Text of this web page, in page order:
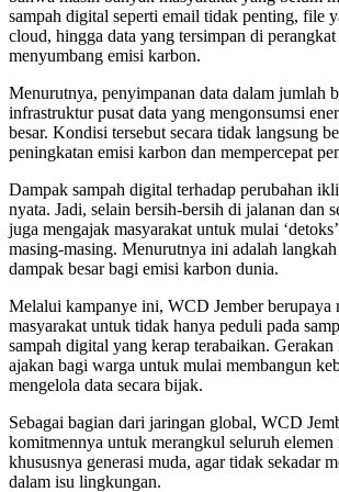
sampah digital seperti email tidak penting, file
cloud, hingga data yang tersimpan di
menyumbang emisi karbon.
Menurutnya, penyimpanan data dalam jumlah
infrastruktur pusat data yang mengonsumsi
besar. Kondisi tersebut secara tidak langsung
peningkatan emisi karbon dan mempercepat
Dampak sampah digital terhadap perubahan
nyata. Jadi, selain bersih-bersih di jalanan dan
juga mengajak masyarakat untuk mulai
masing-masing. Menurutnya ini adalah
dampak besar bagi emisi karbon dunia.
Melalui kampanye ini, WCD Jember berupaya
masyarakat untuk tidak hanya peduli pada
sampah digital yang kerap terabaikan.
ajakan bagi warga untuk mulai membangun
mengelola data secara bijak.
Sebagai bagian dari jaringan global, WCD
komitmennya untuk merangkul seluruh elemen
khususnya generasi muda, agar tidak sekadar
dalam isu lingkungan.